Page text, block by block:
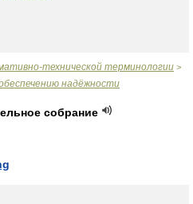
технической терминологии >
надёжности
собрание